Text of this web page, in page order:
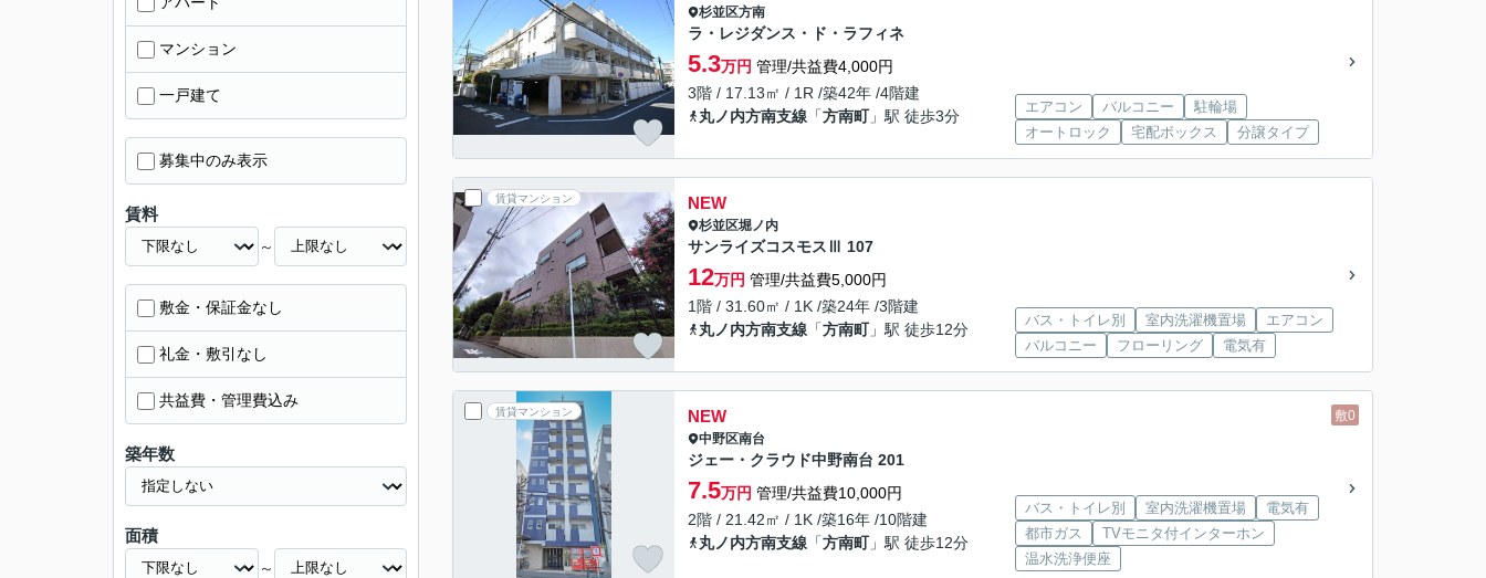
杉並区方南
ラ・レジダンス・ド・ラフィネ
5.3万円 管理/共益費4,000円
3階 / 17.13㎡ / 1R /築42年 /4階建
丸ノ内方南支線 「方南町」駅 徒歩3分
エアコン バルコニー
駐輪場
オートロック
宅配ボックス 分譲タイプ
賃貸マンション NEW
杉並区堀ノ内
サンライズコスモスⅢ 107
12万円 管理/共益費5,000円
1階 / 31.60㎡ / 1K /築24年 /3階建
丸ノ内方南支線 「方南町」駅 徒歩12分
バス・トイレ別 室内洗濯機置場
エアコン
バルコニー
フローリング 電気有
賃貸マンション 敷0
NEW
中野区南台
ジェー・クラウド中野南台 201
7.5万円 管理/共益費10,000円
2階 / 21.42㎡ / 1K /築16年 /10階建
丸ノ内方南支線 「方南町」駅 徒歩12分
バス・トイレ別 室内洗濯機置場
電気有
都市ガス
TVモニタ付インターホン
温水洗浄便座
マンション
一戸建て
募集中のみ表示
賃料
～
敷金・保証金なし
礼金・敷引なし
共益費・管理費込み
築年数
面積
～